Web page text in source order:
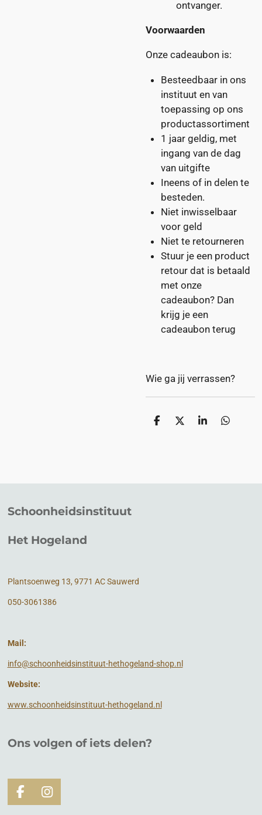
ontvanger.
Voorwaarden
Onze cadeaubon is:
Besteedbaar in ons
instituut en van
toepassing op ons
productassortiment
1 jaar geldig, met
ingang van de dag
van uitgifte
Ineens of in delen te
besteden.
Niet inwisselbaar
voor geld
Niet te retourneren
Stuur je een product
retour dat is betaald
met onze
cadeaubon? Dan
krijg je een
cadeaubon terug
Wie ga jij verrassen?
D
D
S
D
Schoonheidsinstituut
Het Hogeland
Plantsoenweg 13, 9771 AC Sauwerd
050-3061386
Mail:
info@schoonheidsinstituut-hethogeland-shop.nl
Website:
www.schoonheidsinstituut-hethogeland.nl
Ons volgen of iets delen?
F
a
I
n